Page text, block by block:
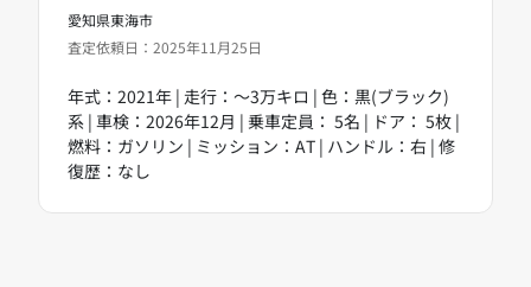
愛知県東海市
査定依頼日：2025年11月25日
年式：2021年 | 走行：～3万キロ | 色：黒(ブラック)
系 | 車検：2026年12月 | 乗車定員： 5名 | ドア： 5枚 |
燃料：ガソリン | ミッション：AT | ハンドル：右 | 修
復歴：なし